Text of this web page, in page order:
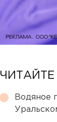
Водяное